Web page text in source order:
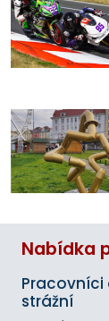
Nabídka
Pracovníci
strážní